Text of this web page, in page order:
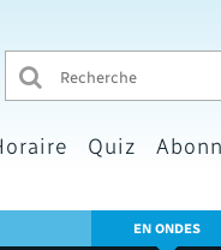
Quiz
EN ONDES